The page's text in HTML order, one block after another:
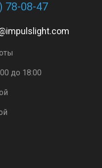
78-08-47
до 18:00